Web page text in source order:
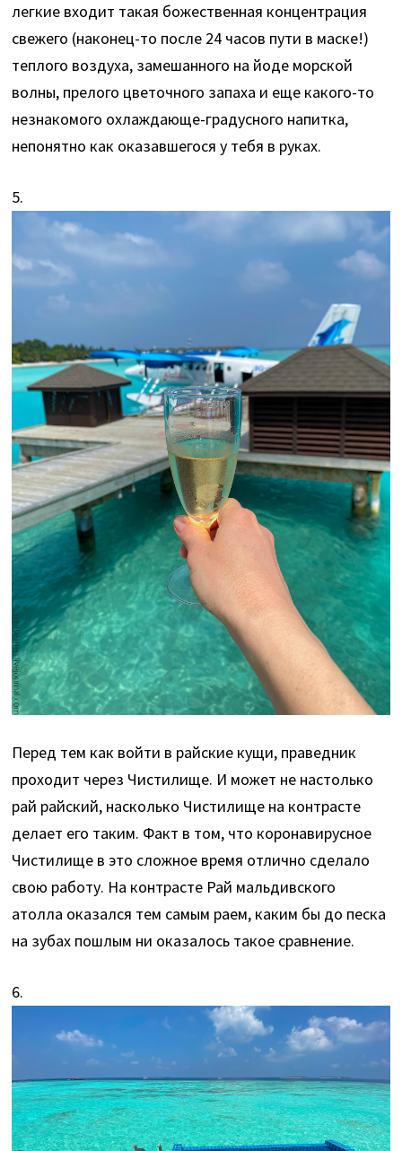
легкие входит такая божественная концентрация
свежего (наконец-то после 24 часов пути в маске!)
теплого воздуха, замешанного на йоде морской
волны, прелого цветочного запаха и еще какого-то
незнакомого охлаждающе-градусного напитка,
непонятно как оказавшегося у тебя в руках.
5.
Перед тем как войти в райские кущи, праведник
проходит через Чистилище. И может не настолько
рай райский, насколько Чистилище на контрасте
делает его таким. Факт в том, что коронавирусное
Чистилище в это сложное время отлично сделало
свою работу. На контрасте Рай мальдивского
атолла оказался тем самым раем, каким бы до песка
на зубах пошлым ни оказалось такое сравнение.
6.